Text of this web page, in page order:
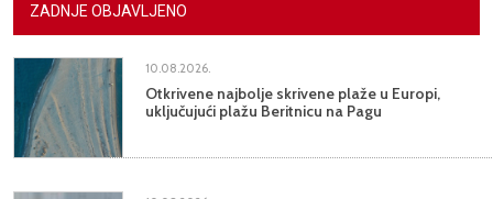
ZADNJE OBJAVLJENO
10.08.2026.
Otkrivene najbolje skrivene plaže u Europi,
uključujući plažu Beritnicu na Pagu